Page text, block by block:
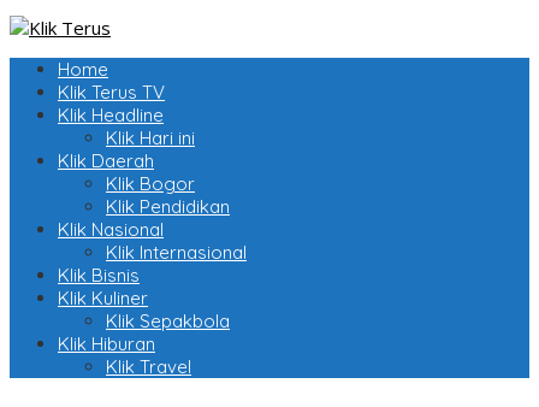
Home
Klik Terus TV
Klik Headline
Klik Hari ini
Klik Daerah
Klik Bogor
Klik Pendidikan
Klik Nasional
Klik Internasional
Klik Bisnis
Klik Kuliner
Klik Sepakbola
Klik Hiburan
Klik Travel